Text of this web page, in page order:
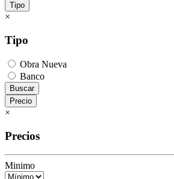
Tipo
×
Tipo
Obra Nueva
Banco
Buscar
Precio
×
Precios
Minimo